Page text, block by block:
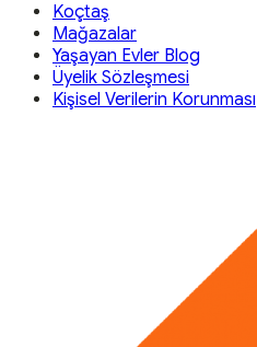
Koçtaş
Mağazalar
Yaşayan Evler Blog
Üyelik Sözleşmesi
Kişisel Verilerin Korunması